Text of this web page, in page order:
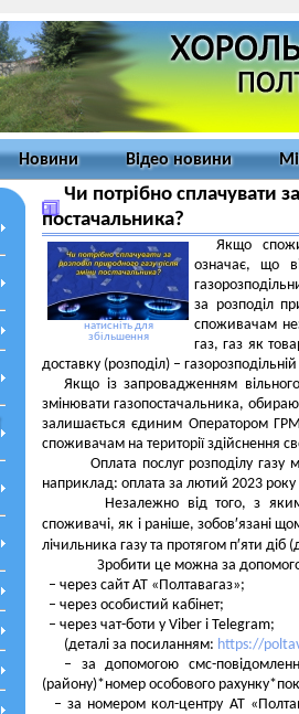
Новини Відео новини
Чи потрібно сплачувати
постачальника?
натисніть для
збільшення
Якщо
означає, що
за розподіл
споживачам
газ, газ як
доставку (розподіл) –
Якщо із запровадженням
змінювати газопостачальника,
залишається єдиним Оператором
споживачам на території здійснення
Оплата послуг розподілу газу
наприклад: оплата за лютий 2023
Незалежно від того, з яким
споживачі, як і раніше, зобов′язані
лічильника газу та протягом п′яти
Зробити це можна за допомогою
– через сайт АТ «Полтавагаз»;
– через особистий кабінет;
– через чат-боти у Viber і Telegram;
(деталі за посиланням: https://
– за допомогою смс-
(району)*номер особового
– за номером кол-центру АТ